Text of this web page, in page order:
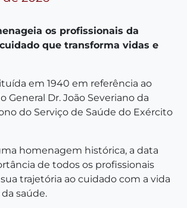
os profissionais da
que transforma vidas e
em 1940 em referência ao
General Dr. João Severiano da
do Serviço de Saúde do Exército
homenagem histórica, a data
de todos os profissionais
trajetória ao cuidado com a vida
saúde.